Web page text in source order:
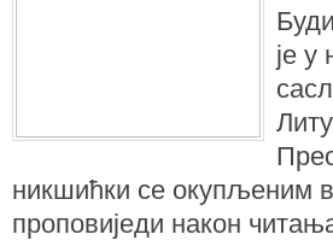
је у
никшићки се окупљеним
проповиједи након